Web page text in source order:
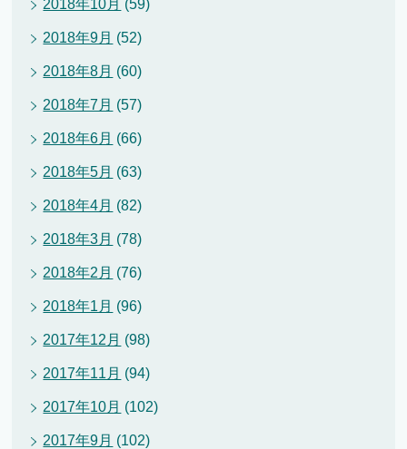
2018年10月 (59)
2018年9月 (52)
2018年8月 (60)
2018年7月 (57)
2018年6月 (66)
2018年5月 (63)
2018年4月 (82)
2018年3月 (78)
2018年2月 (76)
2018年1月 (96)
2017年12月 (98)
2017年11月 (94)
2017年10月 (102)
2017年9月 (102)